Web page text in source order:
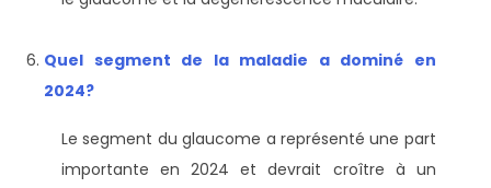
Quel segment de la maladie a dominé en
2024?
Le segment du glaucome a représenté une part
importante en 2024 et devrait croître à un